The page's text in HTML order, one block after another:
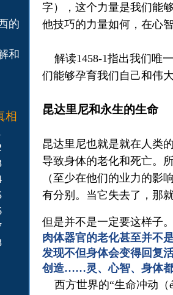
的
和
相
字），这个力量是我们能
他技巧的力量如何，在心
解读1458-1指出我们唯
们能够孕育我们自己和伟
昆达里尼和永生的生命
昆达里尼也就是就在人类
导致身体的老化和死亡。
（至少在他们的业力的影
有分别。当它失去了，那
但是并不是一定要这样子
肉体器官的老化甚至并不
发现不但身体会变得回复
创造……灵、心智、身体
西方世界的“生命冲动（